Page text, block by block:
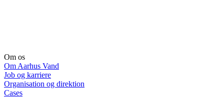
Om os
Om Aarhus Vand
Job og karriere
Organisation og direktion
Cases